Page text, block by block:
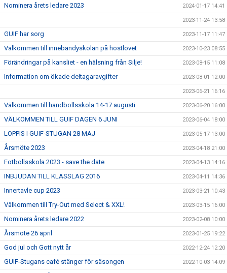
Nominera årets ledare 2023 2024-01-17 14:41
2023-11-24 13:58
GUIF har sorg 2023-11-17 11:47
Välkommen till innebandyskolan på höstlovet 2023-10-23 08:55
Förändringar på kansliet - en hälsning från Silje! 2023-08-15 11:08
Information om ökade deltagaravgifter 2023-08-01 12:00
2023-06-21 16:16
Välkommen till handbollsskola 14-17 augusti 2023-06-20 16:00
VÄLKOMMEN TILL GUIF DAGEN 6 JUNI 2023-06-04 18:00
LOPPIS I GUIF-STUGAN 28 MAJ 2023-05-17 13:00
Årsmöte 2023 2023-04-18 21:00
Fotbollsskola 2023 - save the date 2023-04-13 14:16
INBJUDAN TILL KLASSLAG 2016 2023-04-11 14:36
Innertavle cup 2023 2023-03-21 10:43
Välkommen till Try-Out med Select & XXL! 2023-03-15 16:00
Nominera årets ledare 2022 2023-02-08 10:00
Årsmöte 26 april 2023-01-25 19:22
God jul och Gott nytt år 2022-12-24 12:20
GUIF-Stugans café stänger för säsongen 2022-10-03 14:09